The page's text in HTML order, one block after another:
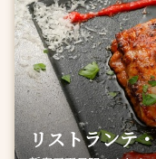
リストランテ